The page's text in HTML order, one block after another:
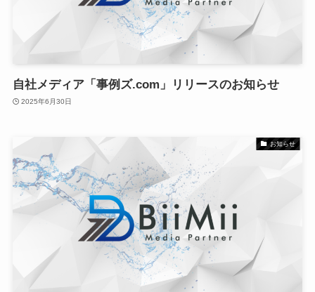
自社メディア「事例ズ.com」リリースのお知らせ
2025年6月30日
お知らせ